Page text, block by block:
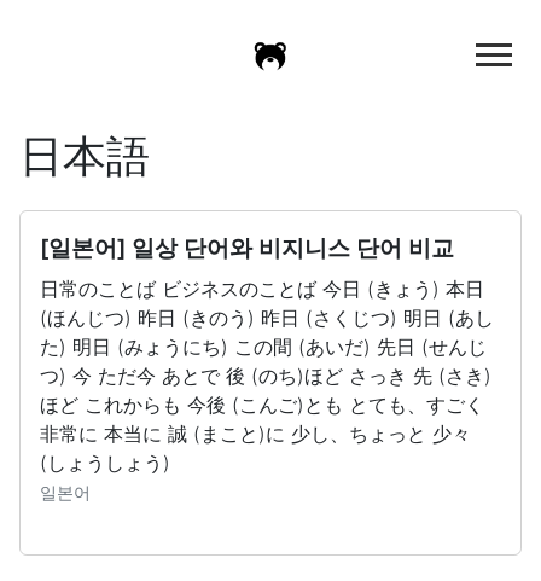
日本語
[일본어] 일상 단어와 비지니스 단어 비교
日常のことば ビジネスのことば 今日 (きょう) 本日
(ほんじつ) 昨日 (きのう) 昨日 (さくじつ) 明日 (あし
た) 明日 (みょうにち) この間 (あいだ) 先日 (せんじ
つ) 今 ただ今 あとで 後 (のち)ほど さっき 先 (さき)
ほど これからも 今後 (こんご)とも とても、すごく
非常に 本当に 誠 (まこと)に 少し、ちょっと 少々
(しょうしょう)
일본어